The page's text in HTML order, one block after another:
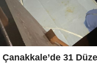
Çanakkale’de 31